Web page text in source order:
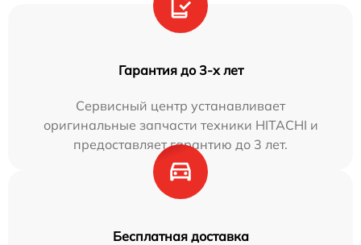
Гарантия до 3-х лет
Сервисный центр устанавливает
оригинальные запчасти техники HITACHI и
предоставляет гарантию до 3 лет.
Бесплатная доставка